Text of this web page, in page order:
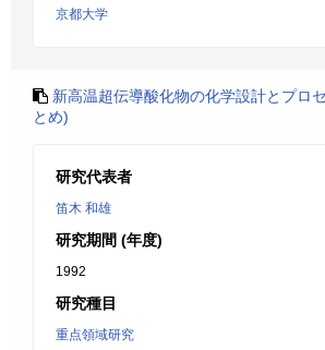
京都大学
新高温超伝導酸化物の化学設計とプロ
とめ)
研究代表者
笛木 和雄
研究期間 (年度)
1992
研究種目
重点領域研究